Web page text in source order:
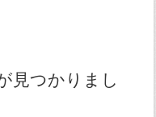
見つかりまし